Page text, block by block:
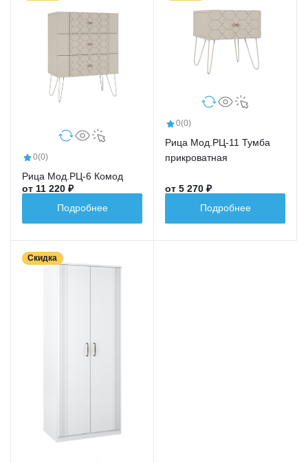
0(0)
Рица Мод.РЦ-6 Комод
от 11 220 ₽
Подробнее
0(0)
Рица Мод.РЦ-11 Тумба
прикроватная
от 5 270 ₽
Подробнее
Скидка